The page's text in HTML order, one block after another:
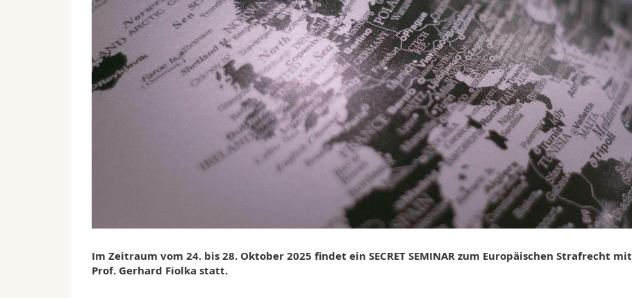
Im Zeitraum vom 24. bis 28. Oktober 2025 findet ein SECRET SEMINAR zum Europäischen Strafrecht mit
Prof. Gerhard Fiolka statt.